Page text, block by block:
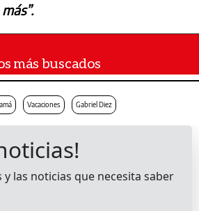
más buscados
Vacaciones Gabriel Diez